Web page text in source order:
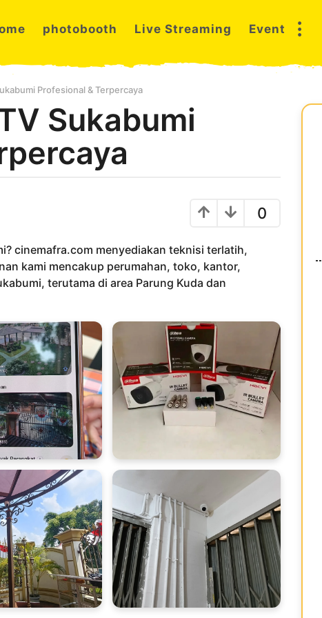
photobooth Live Streaming Event
Profesional & Terpercaya
Sukabumi
0
cinemafra.com menyediakan teknisi terlatih,
kami mencakup perumahan, toko, kantor,
terutama di area Parung Kuda dan